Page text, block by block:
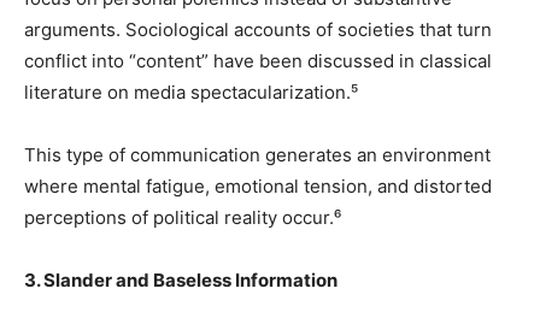
arguments. Sociological accounts of societies that turn
conflict into “content” have been discussed in classical
literature on media spectacularization.⁵
This type of communication generates an environment
where mental fatigue, emotional tension, and distorted
perceptions of political reality occur.⁶
3. Slander and Baseless Information